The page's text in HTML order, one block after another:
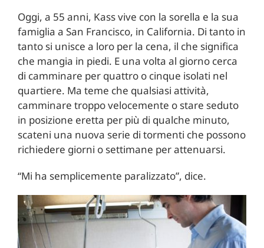
Oggi, a 55 anni, Kass vive con la sorella e la sua
famiglia a San Francisco, in California. Di tanto in
tanto si unisce a loro per la cena, il che significa
che mangia in piedi. E una volta al giorno cerca
di camminare per quattro o cinque isolati nel
quartiere. Ma teme che qualsiasi attività,
camminare troppo velocemente o stare seduto
in posizione eretta per più di qualche minuto,
scateni una nuova serie di tormenti che possono
richiedere giorni o settimane per attenuarsi.
“Mi ha semplicemente paralizzato”, dice.